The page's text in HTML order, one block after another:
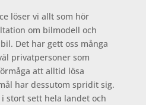
löser vi allt som hör
om bilmodell och
Det har gett oss många
privatpersoner som
att alltid lösa
har dessutom spridit sig.
stort sett hela landet och